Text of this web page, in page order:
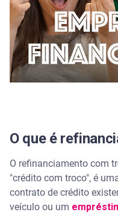
Quando vale a pena
com troco?
Como solicitar o
Uma ferramenta
O que significa
Qualquer tipo de
refinanciamento com
O que é
O refinanciamento com
"crédito com troco", é
contrato de crédito
veículo ou um